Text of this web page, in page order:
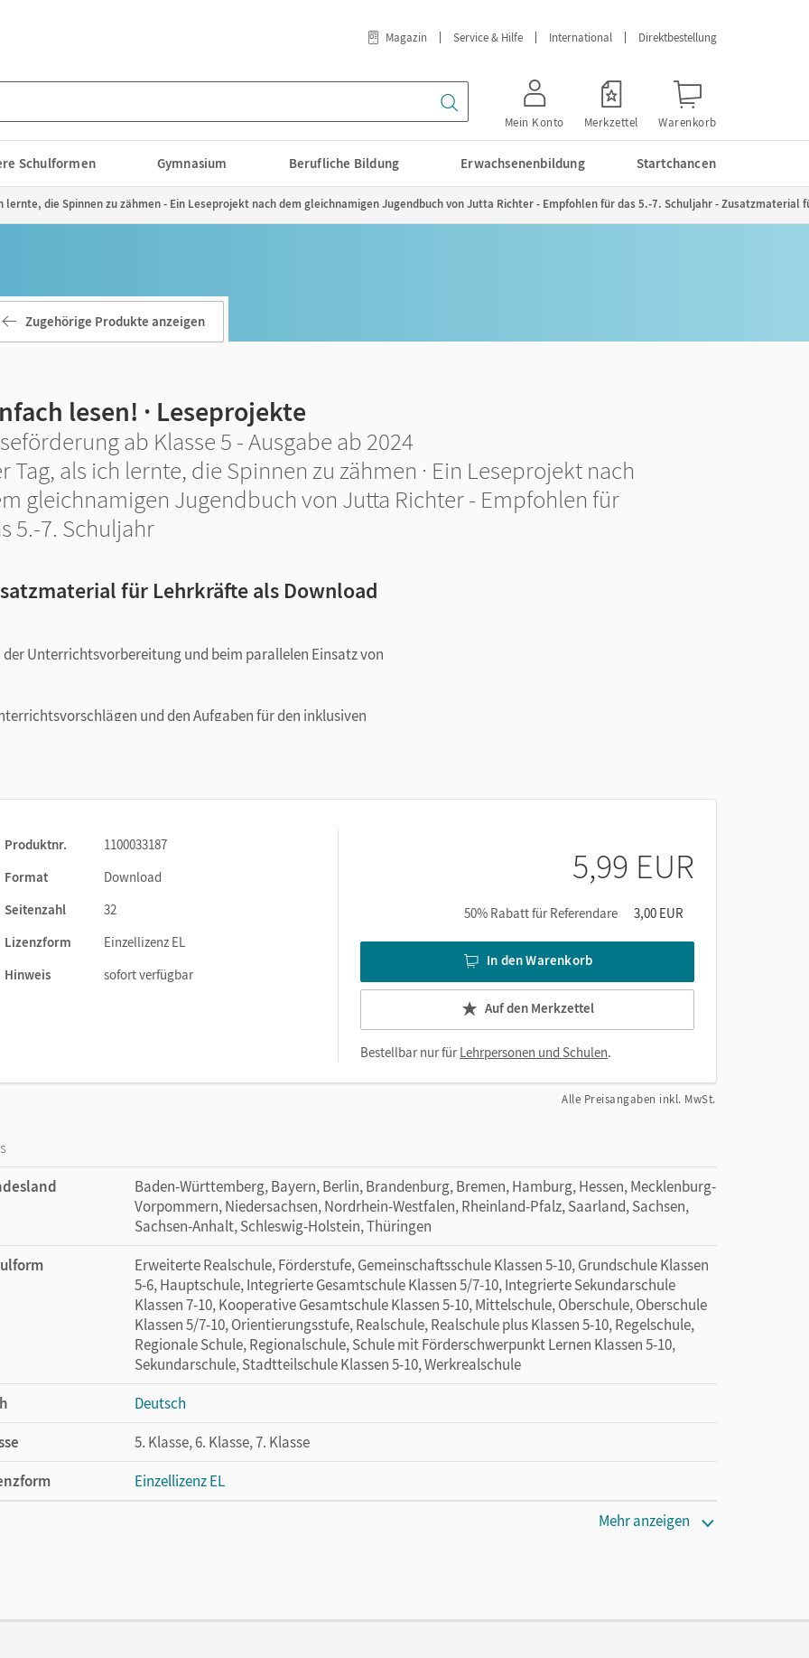
Magazin Service & Hilfe International Direktbestellung
Mein Konto Merkzettel Warenkorb
Schulformen Gymnasium Berufliche Bildung Erwachsenenbildung Startchancen
lernte, die Spinnen zu zähmen - Ein Leseprojekt nach dem gleichnamigen Jugendbuch von Jutta Richter - Empfohlen für das 5.-7. Schuljahr -
Zugehörige Produkte anzeigen
lesen! · Leseprojekte
ab Klasse 5 - Ausgabe ab 2024
Tag, als ich lernte, die Spinnen zu zähmen · Ein Leseprojekt nach
gleichnamigen Jugendbuch von Jutta Richter - Empfohlen für
5.-7. Schuljahr
für Lehrkräfte als Download
Unterrichtsvorbereitung und beim parallelen Einsatz von
und den Aufgaben für den inklusiven
Produktnr.
1100033187
Format
Download
Seitenzahl
32
Lizenzform
Einzellizenz EL
Hinweis
sofort verfügbar
5,99 EUR
50% Rabatt für Referendare 3,00 EUR
In den Warenkorb
Auf den Merkzettel
Bestellbar nur fürLehrpersonen und Schulen.
Alle Preisangaben inkl. MwSt.
Baden-Württemberg, Bayern, Berlin, Brandenburg, Bremen, Hamburg, Hessen, Mecklenburg-
Vorpommern, Niedersachsen, Nordrhein-Westfalen, Rheinland-Pfalz, Saarland, Sachsen,
Sachsen-Anhalt, Schleswig-Holstein, Thüringen
Erweiterte Realschule, Förderstufe, Gemeinschaftsschule Klassen 5-10, Grundschule Klassen
5-6, Hauptschule, Integrierte Gesamtschule Klassen 5/7-10, Integrierte Sekundarschule
Klassen 7-10, Kooperative Gesamtschule Klassen 5-10, Mittelschule, Oberschule, Oberschule
Klassen 5/7-10, Orientierungsstufe, Realschule, Realschule plus Klassen 5-10, Regelschule,
Regionale Schule, Regionalschule, Schule mit Förderschwerpunkt Lernen Klassen 5-10,
Sekundarschule, Stadtteilschule Klassen 5-10, Werkrealschule
Deutsch
5. Klasse, 6. Klasse, 7. Klasse
Einzellizenz EL
Mehr anzeigen